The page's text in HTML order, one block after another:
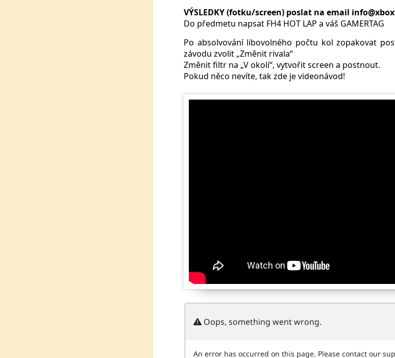
VÝSLEDKY (fotku/screen) poslat na email
Do předmetu napsat FH4 HOT LAP a váš GAMERTAG
Po absolvování libovolného počtu kol zopakovat
závodu zvolit „Změnit rivala“
Změnit filtr na „V okolí“, vytvořit screen a postnout.
Pokud něco nevíte, tak zde je videonávod!